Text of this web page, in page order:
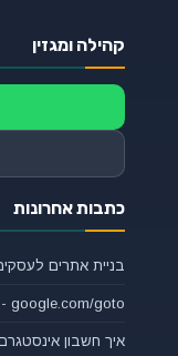
קהילה ומגזין
כתבות אחרונות
בניית אתרים
google.com/goto - הניסוי שגוגל מריצה בתוצאות חיפוש
איך חשבון